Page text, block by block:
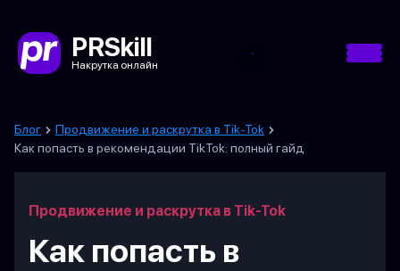
PRSkill
Накрутка онлайн
Блог
Продвижение и раскрутка в Tik-Tok
Как попасть в рекомендации TikTok: полный гайд
Продвижение и раскрутка в Tik-Tok
Как попасть в